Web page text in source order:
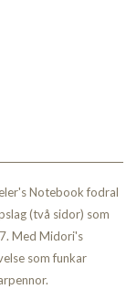
Notebook fodral
(två sidor) som
Med Midori's
som funkar